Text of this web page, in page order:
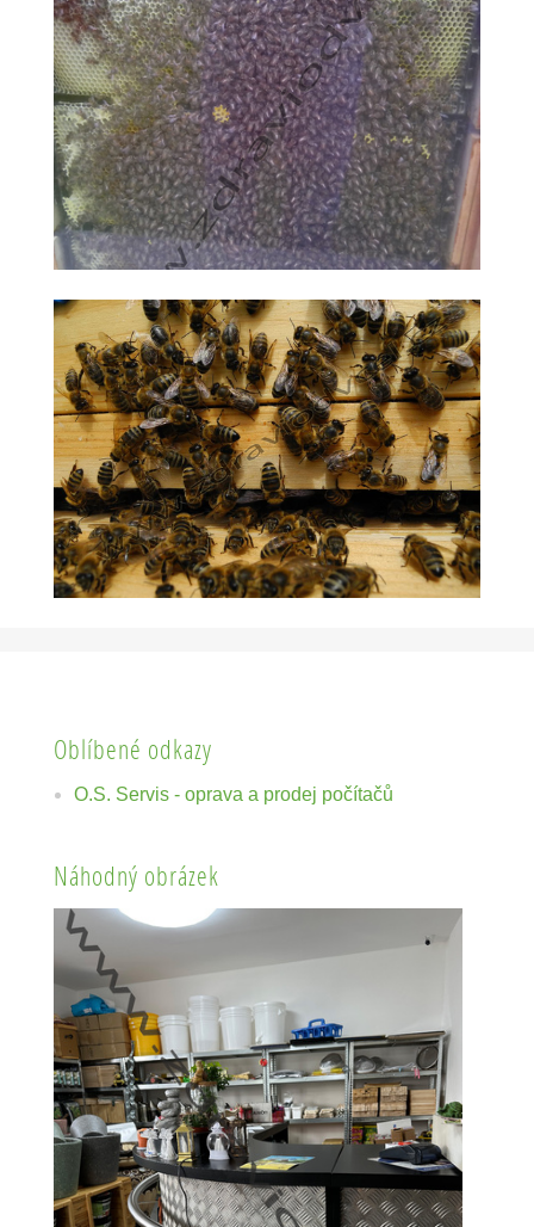
Oblíbené odkazy
O.S. Servis - oprava a prodej počítačů
Náhodný obrázek